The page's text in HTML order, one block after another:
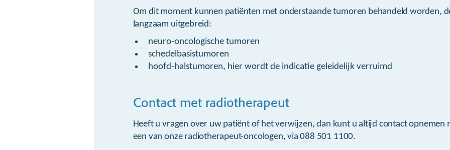
Om dit moment kunnen patiënten met onderstaande tumoren behandeld worden,
langzaam uitgebreid:
neuro-oncologische tumoren
schedelbasistumoren
hoofd-halstumoren, hier wordt de indicatie geleidelijk verruimd
Contact met radiotherapeut
Heeft u vragen over uw patiënt of het verwijzen, dan kunt u altijd contact opnemen
een van onze radiotherapeut-oncologen, via 088 501 1100.